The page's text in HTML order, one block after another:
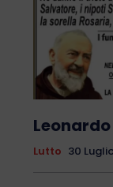
Lutto 30